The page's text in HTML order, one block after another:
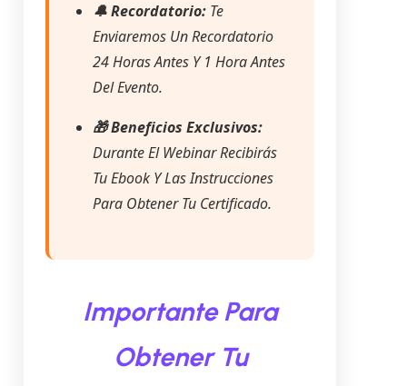
🔔 Recordatorio: Te
Enviaremos Un Recordatorio
24 Horas Antes Y 1 Hora Antes
Del Evento.
🎁 Beneficios Exclusivos:
Durante El Webinar Recibirás
Tu Ebook Y Las Instrucciones
Para Obtener Tu Certificado.
Importante Para
Obtener Tu